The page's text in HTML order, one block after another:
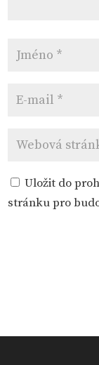
Uložit do
stránku pro